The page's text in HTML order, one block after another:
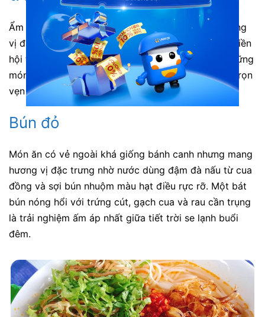
Ẩm thực phố núi là sự giao thoa độc đáo giữa phong
vị đại ngàn hoang sơ và nét tinh tế của các vùng miền
hội tụ. Với quỹ thời gian 2 ngày, bạn nên ưu tiên những
món ăn đậm đà bản sắc địa phương để cảm nhận trọn
vẹn sức hút của vùng đất này.
Bún đỏ
Món ăn có vẻ ngoài khá giống bánh canh nhưng mang
hương vị đặc trưng nhờ nước dùng đậm đà nấu từ cua
đồng và sợi bún nhuộm màu hạt điều rực rỡ. Một bát
bún nóng hổi với trứng cút, gạch cua và rau cần trụng
là trải nghiệm ấm áp nhất giữa tiết trời se lạnh buổi
đêm.